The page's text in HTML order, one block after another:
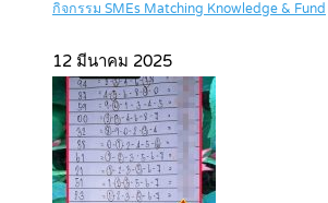
กิจกรรม SMEs Matching Knowledge & Fund
12 มีนาคม 2025